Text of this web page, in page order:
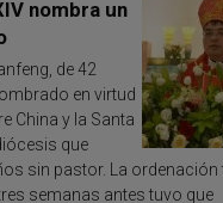
nombra un
de 42
en virtud
China y la Santa
que
sin pastor. La
semanas antes tuvo que